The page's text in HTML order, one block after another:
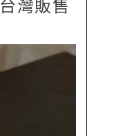
灣販售